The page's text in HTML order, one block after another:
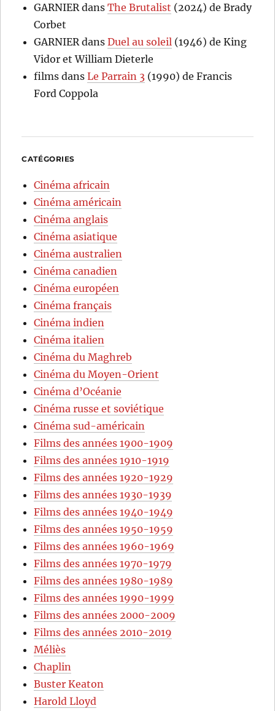
GARNIER dansThe Brutalist (2024) de Brady
Corbet
GARNIER dansDuel au soleil (1946) de King
Vidor et William Dieterle
films dansLe Parrain 3 (1990) de Francis
Ford Coppola
CATÉGORIES
Cinéma africain
Cinéma américain
Cinéma anglais
Cinéma asiatique
Cinéma australien
Cinéma canadien
Cinéma européen
Cinéma français
Cinéma indien
Cinéma italien
Cinéma du Maghreb
Cinéma du Moyen-Orient
Cinéma d’Océanie
Cinéma russe et soviétique
Cinéma sud-américain
Films des années 1900-1909
Films des années 1910-1919
Films des années 1920-1929
Films des années 1930-1939
Films des années 1940-1949
Films des années 1950-1959
Films des années 1960-1969
Films des années 1970-1979
Films des années 1980-1989
Films des années 1990-1999
Films des années 2000-2009
Films des années 2010-2019
Méliès
Chaplin
Buster Keaton
Harold Lloyd